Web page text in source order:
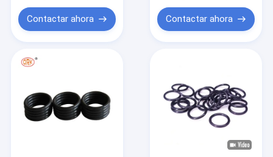
Videos
Contactar ahora Contactar ahora